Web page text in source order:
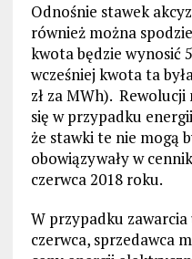
Odnośnie stawek
również można
kwota będzie wynosić
wcześniej kwota ta
zł za MWh).
się w przypadku
że stawki te nie mogą
obowiązywały w
czerwca 2018 roku.
W przypadku
czerwca, sprzedawca